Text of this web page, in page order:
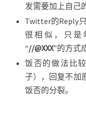
发需要加上自己
Twitter的Reply
很相似，只是
“//@XXX”的方式
饭否的做法比
子），回复不加
饭否的分裂。